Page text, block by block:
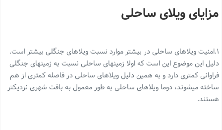
مزایای ویلای ساحلی
۱.امنیت ویلاهای ساحلی در بیشتر موارد نسبت ویلاهای جنگلی بیشتر است.
دلیل این موضوع این است که اولا زمینهای ساحلی نسبت به زمینهای جنگلی
فراوانی کمتری دارد و به همین دلیل ویلاهای ساحلی در فاصله کمتری از هم
ساخته میشوند، دوما ویلاهای ساحلی به طور معمول به بافت شهری نزدیکتر
هستند.